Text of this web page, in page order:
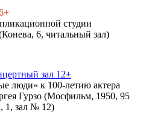
студии
6, читальный зал)
зал 12+
люди» к 100-летию актера
Гурзо (Мосфильм, 1950, 95
1, зал № 12)